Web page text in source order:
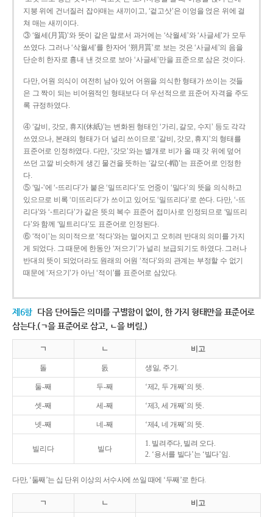
지붕 위에 건너질러 잡아매는 새끼이고, ‘겉고삿’은 이엉을 얹은 위에 걸
쳐 매는 새끼이다.
③ ‘월세(月貰)’와 뜻이 같은 말로서 과거에는 ‘삭월세’와 ‘사글세’가 모두
쓰였다. 그러나 ‘삭월세’를 한자어 ‘朔月貰’로 보는 것은 ‘사글세’의 음을
단순히 한자로 흉내 낸 것으로 보아 ‘사글세’만을 표준으로 삼은 것이다.
다만, 어원 의식이 여전히 남아 있어 어원을 의식한 형태가 쓰이는 것들
은 그 짝이 되는 비어원적인 형태보다 더 우선적으로 표준어 자격을 주도
록 규정하였다.
④ ‘갈비, 갓모, 휴지(休紙)’는 변화된 형태인 ‘가리, 갈모, 수지’ 등도 각각
쓰였으나, 본래의 형태가 더 널리 쓰이므로 ‘갈비, 갓모, 휴지’의 형태를
표준어로 인정하였다. 다만, ‘갓모’와는 별개로 비가 올 때 갓 위에 덮어
쓰던 고깔 비슷하게 생긴 물건을 뜻하는 ‘갈모(-帽)’는 표준어로 인정한
다.
⑤ ‘밀-’에 ‘-뜨리다’가 붙은 ‘밀뜨리다’도 언중이 ‘밀다’의 뜻을 의식하고
있으므로 비록 ‘미뜨리다’가 쓰이고 있어도 ‘밀뜨리다’로 쓴다. 다만, ‘-뜨
리다’와 ‘-트리다’가 같은 뜻의 복수 표준어 접미사로 인정되므로 ‘밀뜨리
다’와 함께 ‘밀트리다’도 표준어로 인정된다.
⑥ ‘적이’는 의미적으로 ‘적다’와는 멀어지고 오히려 반대의 의미를 가지
게 되었다. 그 때문에 한동안 ‘저으기’가 널리 보급되기도 하였다. 그러나
반대의 뜻이 되었더라도 원래의 어원 ‘적다’와의 관계는 부정할 수 없기
때문에 ‘저으기’가 아닌 ‘적이’를 표준어로 삼았다.
제6항 다음 단어들은 의미를 구별함이 없이, 한 가지 형태만을 표준어로
삼는다.(ㄱ을 표준어로 삼고, ㄴ을 버림.)
ㄱ ㄴ 비고
돌 돐 생일, 주기.
둘-째 두-째 ‘제2, 두 개째’의 뜻.
셋-째 세-째 ‘제3, 세 개째’의 뜻.
넷-째 네-째 ‘제4, 네 개째’의 뜻.
빌리다 빌다
1. 빌려주다, 빌려 오다.
2. ‘용서를 빌다’는 ‘빌다’임.
다만, ‘둘째’는 십 단위 이상의 서수사에 쓰일 때에 ‘두째’로 한다.
ㄱ ㄴ 비고